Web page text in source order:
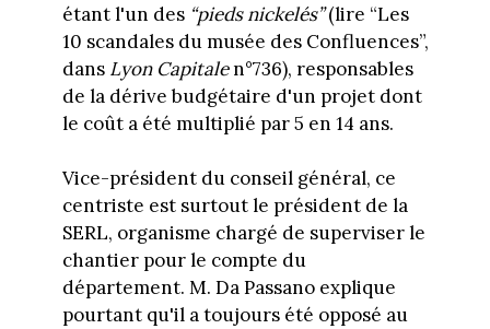
étant l'un des “pieds nickelés”(lire “Les
10 scandales du musée des Confluences”,
dans Lyon Capitalen°736), responsables
de la dérive budgétaire d'un projet dont
le coût a été multiplié par 5 en 14 ans.
Vice-président du conseil général, ce
centriste est surtout le président de la
SERL, organisme chargé de superviser le
chantier pour le compte du
département. M. Da Passano explique
pourtant qu'il a toujours été opposé au